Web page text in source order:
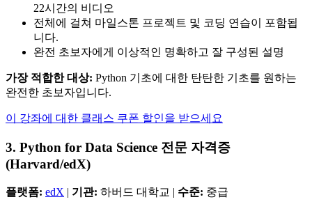
22시간의 비디오
전체에 걸쳐 마일스톤 프로젝트 및 코딩 연습이 포함됩
니다.
완전 초보자에게 이상적인 명확하고 잘 구성된 설명
가장 적합한 대상: Python 기초에 대한 탄탄한 기초를 원하는
완전한 초보자입니다.
이 강좌에 대한 클래스 쿠폰 할인을 받으세요
3. Python for Data Science 전문 자격증
(Harvard/edX)
플랫폼: edX | 기관: 하버드 대학교 | 수준: 중급